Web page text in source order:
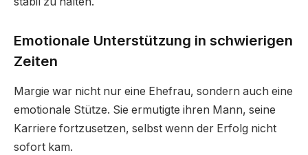
Emotionale Unterstützung in schwierigen
Zeiten
Margie war nicht nur eine Ehefrau, sondern auch eine
emotionale Stütze. Sie ermutigte ihren Mann, seine
Karriere fortzusetzen, selbst wenn der Erfolg nicht
sofort kam.